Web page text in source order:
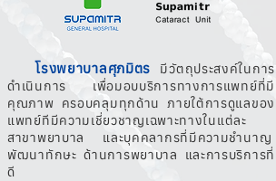
โรงพยาบาลศุภมิตร มีวัตถุประสงค์ในการ
ดำเนินการ เพื่อมอบบริการทางการแพทย์ที่มี
คุณภาพ ครอบคลุมทุกด้าน ภายใต้การดูแลของ
แพทย์ทีมีความเชี่ยวชาญเฉพาะทางในแต่ละ
สาขาพยาบาล และบุคคลากรที่มีความชำนาญ
พัฒนาทักษะ ด้านการพยาบาล และการบริการที่
ดี